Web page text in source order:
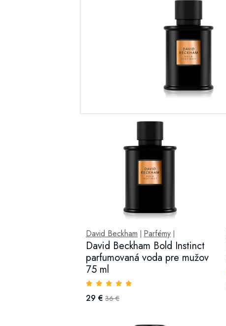
David Beckham Parfémy
David Beckham Bold Instinct
parfumovaná voda pre mužov
75 ml
29 € 36 €